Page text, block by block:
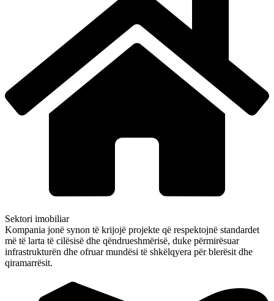
Sektori imobiliar
Kompania jonë synon të krijojë projekte që respektojnë standardet
më të larta të cilësisë dhe qëndrueshmërisë, duke përmirësuar
infrastrukturën dhe ofruar mundësi të shkëlqyera për blerësit dhe
qiramarrësit.